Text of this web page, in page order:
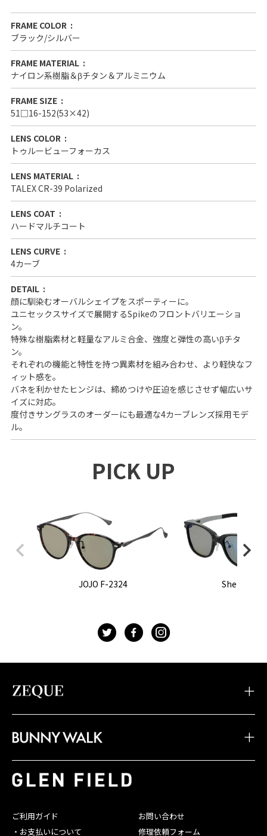
FRAME COLOR
ブラック/シルバー
FRAME MATERIAL
ナイロン系樹脂＆βチタン＆アルミニウム
FRAME SIZE
51□16-152(53×42)
LENS COLOR
トゥルービューフォーカス
LENS MATERIAL
TALEX CR-39 Polarized
LENS COAT
ハードマルチコート
LENS CURVE
4カーブ
DETAIL
顔に馴染むオーバルシェイプをスポーティーに。
ユニセックスサイズで展開するSpikeのフロントバリエーショ
ン。
特殊な樹脂素材と軽量なアルミ合金、強度と弾性の高いβチタ
ン。
それぞれの機能と特性を持つ異素材を組み合わせ、より軽快なフ
ィット感を。
バネを利かせたヒンジは、締めつけや圧迫を感じさせず幅広いサ
イズに対応。
度付きサングラスのオーダーにも最適な4カーブレンズ採用モデ
ル。
PICK UP
JOJO F-2324 Sherry F-
t f g
ご利用ガイド
・お支払いについて
お問い合わせ
修理依頼フォーム
・JOJO
・JAKE
・JONNY
・Juno
・Spike
・Belle
・BW-032
・BW-031
・BW-029
・BW-027
・BW-026